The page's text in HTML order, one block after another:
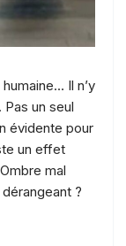
Il n’у
un seul
évidente pour
un effet
mal
?